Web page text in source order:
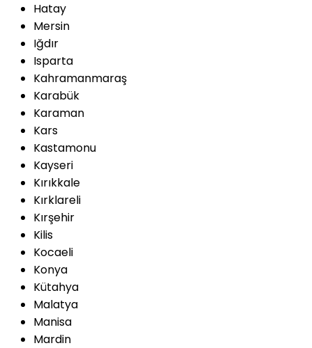
Hatay
Mersin
Iğdır
Isparta
Kahramanmaraş
Karabük
Karaman
Kars
Kastamonu
Kayseri
Kırıkkale
Kırklareli
Kırşehir
Kilis
Kocaeli
Konya
Kütahya
Malatya
Manisa
Mardin